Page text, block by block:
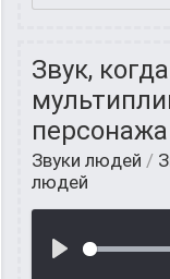
Звук,
Звуки людей /
людей